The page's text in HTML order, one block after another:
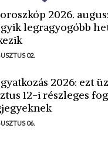
2026.
legragyogóbb
02.
2026: ezt
12-i részleges
06.